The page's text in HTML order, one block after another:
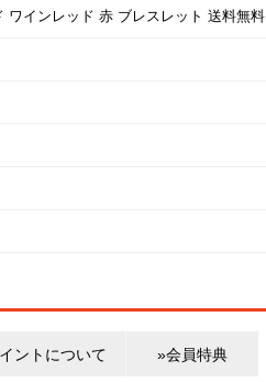
インレッド 赤 ブレスレット 送料無料
ントについて »会員特典